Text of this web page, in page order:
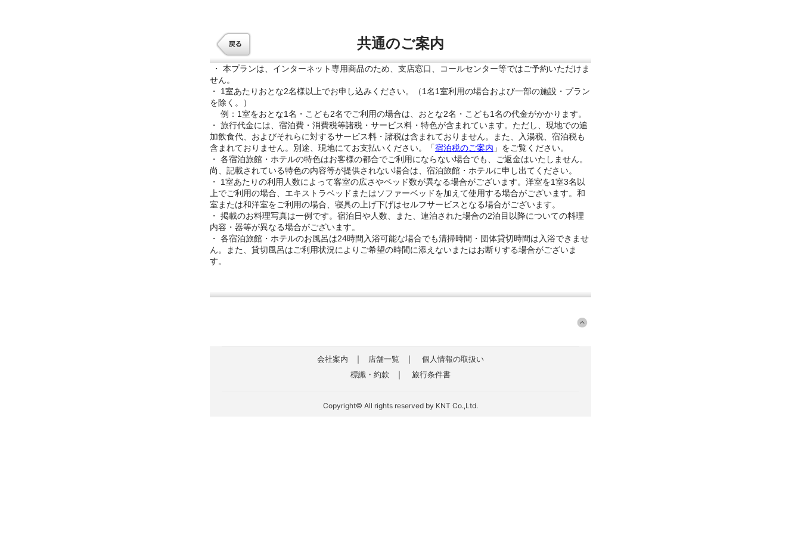
共通のご案内
・ 本プランは、インターネット専用商品のため、支店窓口、コールセンター等ではご予約いただけま
せん。
・ 1室あたりおとな2名様以上でお申し込みください。（1名1室利用の場合および一部の施設・プラン
を除く。）
例：1室をおとな1名・こども2名でご利用の場合は、おとな2名・こども1名の代金がかかります。
・ 旅行代金には、宿泊費・消費税等諸税・サービス料・特色が含まれています。ただし、現地での追
加飲食代、およびそれらに対するサービス料・諸税は含まれておりません。また、入湯税、宿泊税も
含まれておりません。別途、現地にてお支払いください。「宿泊税のご案内 」をご覧ください。
・ 各宿泊旅館・ホテルの特色はお客様の都合でご利用にならない場合でも、ご返金はいたしません。
尚、記載されている特色の内容等が提供されない場合は、宿泊旅館・ホテルに申し出てください。
・ 1室あたりの利用人数によって客室の広さやベッド数が異なる場合がございます。洋室を1室3名以
上でご利用の場合、エキストラベッドまたはソファーベッドを加えて使用する場合がございます。和
室または和洋室をご利用の場合、寝具の上げ下げはセルフサービスとなる場合がございます。
・ 掲載のお料理写真は一例です。宿泊日や人数、また、連泊された場合の2泊目以降についての料理
内容・器等が異なる場合がございます。
・ 各宿泊旅館・ホテルのお風呂は24時間入浴可能な場合でも清掃時間・団体貸切時間は入浴できませ
ん。また、貸切風呂はご利用状況によりご希望の時間に添えないまたはお断りする場合がございま
す。
会社案内 ｜ 店舗一覧 ｜
個人情報の取扱い
標識・約款
｜ 旅行条件書
Copyright© All rights reserved by KNT Co.,Ltd.